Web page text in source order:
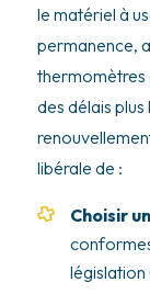
le matériel à
permanence,
thermomètres
des délais
libérale de :
Choisir